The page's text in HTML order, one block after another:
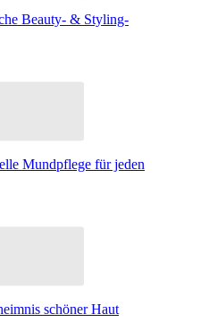
Beauty- & Styling-
Mundpflege für jeden
schöner Haut